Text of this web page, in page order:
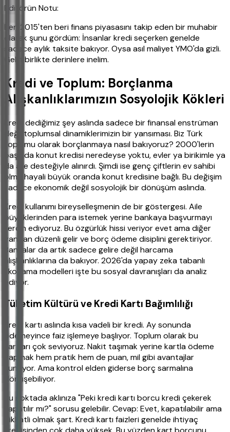
Editörün Notu:
Ben 2015'ten beri finans piyasasını takip eden bir muhabir
olarak şunu gördüm: İnsanlar kredi seçerken genelde
sadece aylık taksite bakıyor. Oysa asıl maliyet YMO'da gizli.
Gelin birlikte derinlere inelim.
Kredi ve Toplum: Borçlanma
Alışkanlıklarımızın Sosyolojik Kökleri
Kredi dediğimiz şey aslında sadece bir finansal enstrüman
değil toplumsal dinamiklerimizin bir yansıması. Biz Türk
toplumu olarak borçlanmaya nasıl bakıyoruz? 2000'lerin
başında konut kredisi neredeyse yoktu, evler ya birikimle ya
da aile desteğiyle alınırdı. Şimdi ise genç çiftlerin ev sahibi
olma hayali büyük oranda konut kredisine bağlı. Bu değişim
sadece ekonomik değil sosyolojik bir dönüşüm aslında.
Kredi kullanımı bireyselleşmenin de bir göstergesi. Aile
büyüklerinden para istemek yerine bankaya başvurmayı
tercih ediyoruz. Bu özgürlük hissi veriyor evet ama diğer
yandan düzenli gelir ve borç ödeme disiplini gerektiriyor.
Bankalar da artık sadece gelire değil harcama
alışkanlıklarına da bakıyor. 2026'da yapay zeka tabanlı
skorlama modelleri işte bu sosyal davranışları da analiz
ediyor.
Tüketim Kültürü ve Kredi Kartı Bağımlılığı
Kredi kartı aslında kısa vadeli bir kredi. Ay sonunda
ödemeyince faiz işlemeye başlıyor. Toplum olarak bu
kartları çok seviyoruz. Nakit taşımak yerine kartla ödeme
yapmak hem pratik hem de puan, mil gibi avantajlar
sunuyor. Ama kontrol elden giderse borç sarmalına
dönüşebiliyor.
Bu noktada aklınıza "Peki kredi kartı borcu kredi çekerek
kapatılır mı?" sorusu gelebilir. Cevap: Evet, kapatılabilir ama
dikkatli olmak şart. Kredi kartı faizleri genelde ihtiyaç